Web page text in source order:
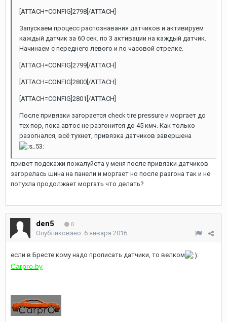
[ATTACH=CONFIG]2798[/ATTACH]
Запускаем процесс распознавания датчиков и активируем
каждый датчик за 60 сек. по 3 активации на каждый датчик.
Начинаем с переднего левого и по часовой стрелке.
[ATTACH=CONFIG]2799[/ATTACH]
[ATTACH=CONFIG]2800[/ATTACH]
[ATTACH=CONFIG]2801[/ATTACH]
После привязки загорается check tire pressure и моргает до
тех пор, пока автос не разгонится до 45 кмч. Как только
разогнался, всё тухнет, привязка датчиков завершена
привет подскажи пожалуйста у меня после привязки датчиков
загорелась шина на панели и моргает но после разгона так и не
потухла продолжает моргать что делать?
den5 0
Опубликовано: 6 января 2016
если в Бресте кому надо прописать датчики, то велком :
Carpro.by